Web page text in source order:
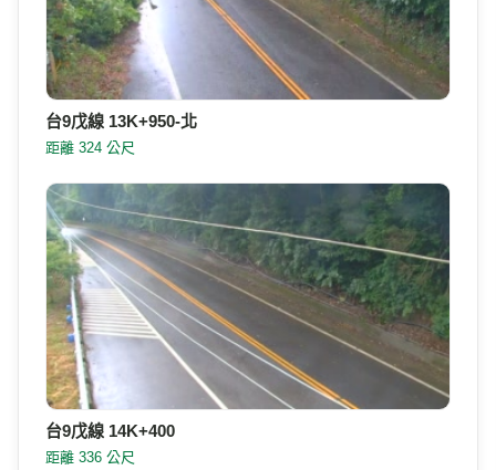
台9戊線 13K+950-北
距離 324 公尺
台9戊線 14K+400
距離 336 公尺